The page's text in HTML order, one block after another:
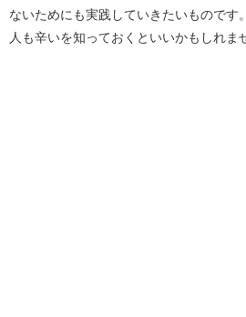
ないためにも実践していきたいものです
人も辛いを知っておくといいかもしれま